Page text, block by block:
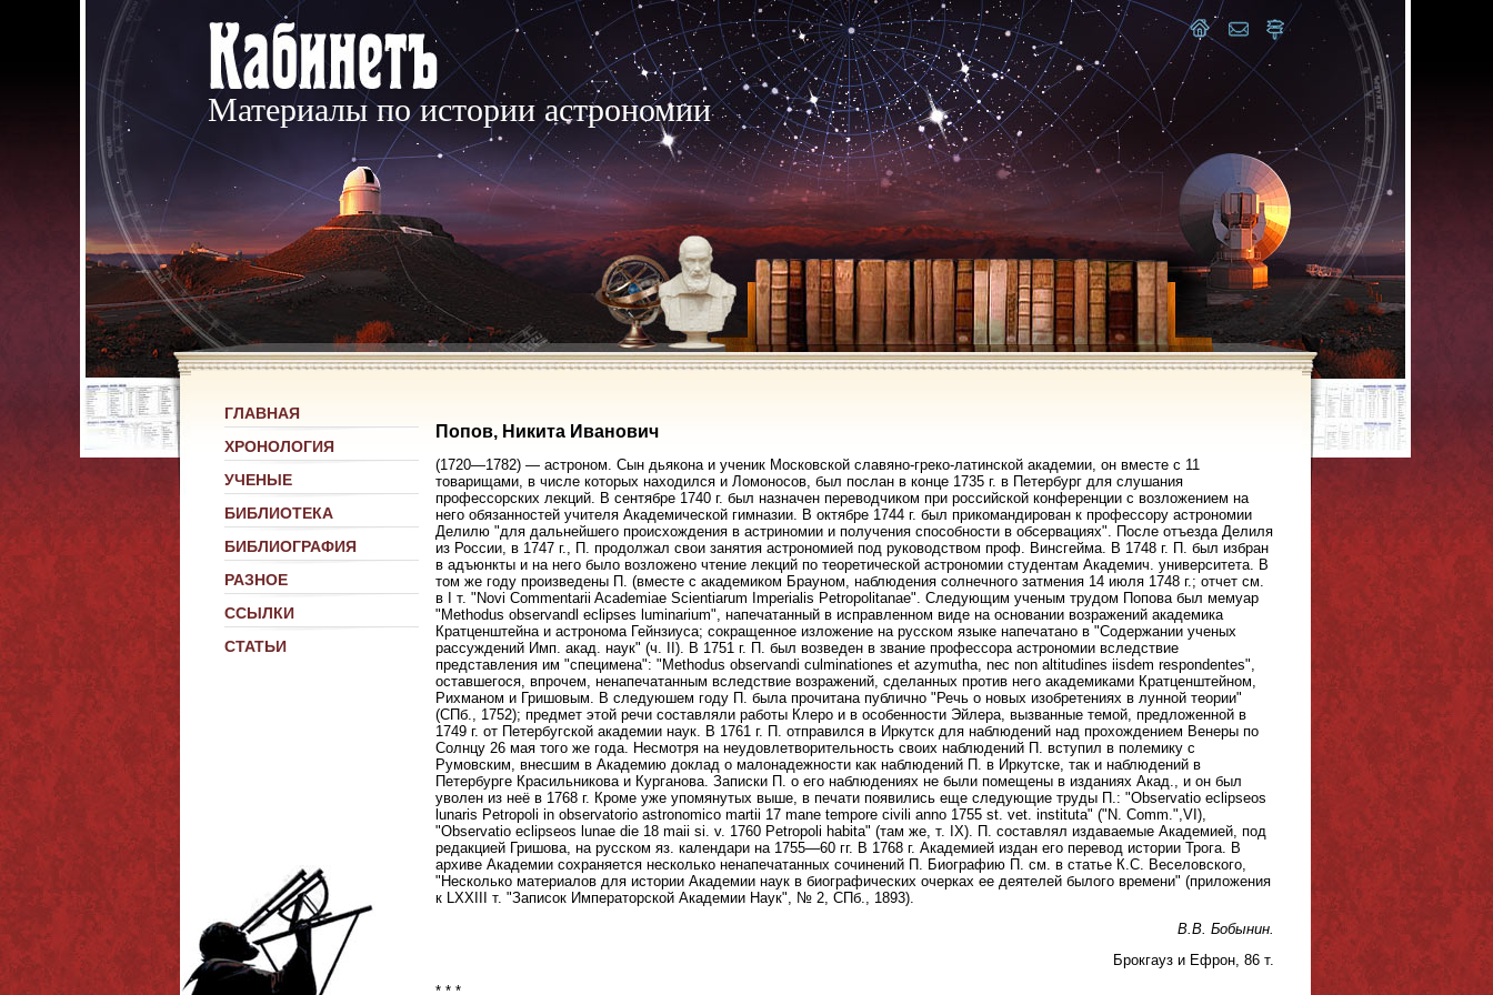
Материалы по истории астрономии
ГЛАВНАЯ
ХРОНОЛОГИЯ
УЧЕНЫЕ
БИБЛИОТЕКА
БИБЛИОГРАФИЯ
РАЗНОЕ
ССЫЛКИ
СТАТЬИ
Попов, Никита Иванович
(1720—1782) — астроном. Сын дьякона и ученик Московской славяно-греко-латинской академии, он вместе с 11
товарищами, в числе которых находился и Ломоносов, был послан в конце 1735 г. в Петербург для слушания
профессорских лекций. В сентябре 1740 г. был назначен переводчиком при российской конференции с возложением на
него обязанностей учителя Академической гимназии. В октябре 1744 г. был прикомандирован к профессору астрономии
Делилю "для дальнейшего происхождения в астриномии и получения способности в обсервациях". После отъезда Делиля
из России, в 1747 г., П. продолжал свои занятия астрономией под руководством проф. Винсгейма. В 1748 г. П. был избран
в адъюнкты и на него было возложено чтение лекций по теоретической астрономии студентам Академич. университета. В
том же году произведены П. (вместе с академиком Брауном, наблюдения солнечного затмения 14 июля 1748 г.; отчет см.
в I т. "Novi Commentarii Academiae Scientiarum Imperialis Petropolitanae". Следующим ученым трудом Попова был мемуар
"Меthodus observandl eclipses luminarium", напечатанный в исправленном виде на основании возражений академика
Кратценштейна и астронома Гейнзиуса; сокращенное изложение на русском языке напечатано в "Содержании ученых
рассуждений Имп. акад. наук" (ч. II). В 1751 г. П. был возведен в звание профессора астрономии вследствие
представления им "специмена": "Methodus observandi culminationes et azymutha, nec non altitudines iisdem respondentes",
оставшегося, впрочем, ненапечатанным вследствие возражений, сделанных против него академиками Кратценштейном,
Рихманом и Гришовым. В следуюшем году П. была прочитана публично "Речь о новых изобретениях в лунной теории"
(СПб., 1752); предмет этой речи составляли работы Клеро и в особенности Эйлера, вызванные темой, предложенной в
1749 г. от Петербугской академии наук. В 1761 г. П. отправился в Иркутск для наблюдений над прохождением Венеры по
Солнцу 26 мая того же года. Несмотря на неудовлетворительность своих наблюдений П. вступил в полемику с
Румовским, внесшим в Академию доклад о малонадежности как наблюдений П. в Иркутске, так и наблюдений в
Петербурге Красильникова и Курганова. Записки П. о его наблюдениях не были помещены в изданиях Акад., и он был
уволен из неё в 1768 г. Кроме уже упомянутых выше, в печати появились еще следующие труды П.: "Observatio eclipseos
lunaris Petropoli in observatorio astronomico martii 17 mane tempore civili anno 1755 st. vet. instituta" ("N. Comm.",VI),
"Observatio eclipseos lunae die 18 maii si. v. 1760 Petropoli habita" (там же, т. IX). П. составлял издаваемые Академией, под
редакцией Гришова, на русском яз. календари на 1755—60 гг. В 1768 г. Академией издан его перевод истории Трога. В
архиве Академии сохраняется несколько ненапечатанных сочинений П. Биографию П. см. в статье К.С. Веселовского,
"Несколько материалов для истории Академии наук в биографических очерках ее деятелей былого времени" (приложения
к LXXIII т. "Записок Императорской Академии Наук", № 2, СПб., 1893).
В.В. Бобынин.
Брокгауз и Ефрон, 86 т.
* * *